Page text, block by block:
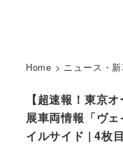
Home > ニュース・
【超速報！東京
展車両情報「ヴ
イルサイド | 4枚